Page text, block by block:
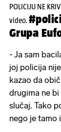
POLICIJU NE
video.
Grupa
- Ja sam
joj policija
kazao da
drugima ne
slučaj. Tako
nego je tamo